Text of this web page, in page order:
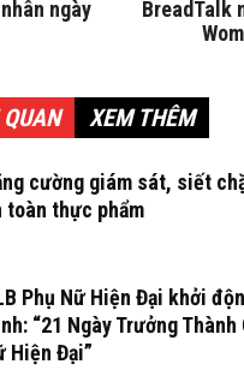
ngày
BreadTalk
XEM THÊM
cường giám sát, siết
toàn thực phẩm
Phụ Nữ Hiện Đại khởi
“21 Ngày Trưởng Thành
Hiện Đại”